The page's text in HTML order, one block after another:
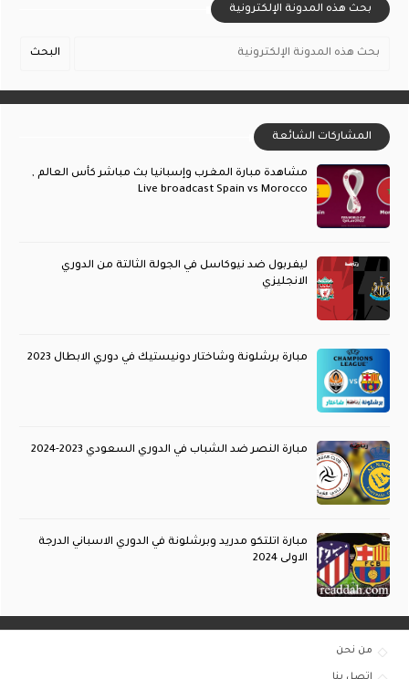
بحث هذه المدونة الإلكترونية
المشاركات الشائعة
مشاهدة مبارة المغرب وإسبانيا بث مباشر كأس العالم ,
Live broadcast Spain vs Morocco
ليفربول ضد نيوكاسل في الجولة الثالتة من الدوري
الانجليزي
مبارة برشلونة وشاختار دونيستيك في دوري الابطال 2023
مبارة النصر ضد الشباب في الدوري السعودي 2023-2024
مبارة اتلتكو مدريد وبرشلونة في الدوري الاسباني الدرجة
الاولى 2024
من نحن